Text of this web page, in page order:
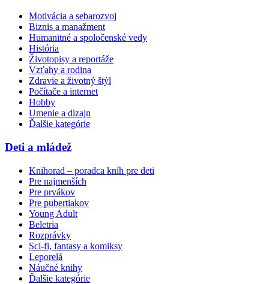
Motivácia a sebarozvoj
Biznis a manažment
Humanitné a spoločenské vedy
História
Životopisy a reportáže
Vzťahy a rodina
Zdravie a životný štýl
Počítače a internet
Hobby
Umenie a dizajn
Ďalšie kategórie
Deti a mládež
Knihorad – poradca kníh pre deti
Pre najmenších
Pre prvákov
Pre pubertiakov
Young Adult
Beletria
Rozprávky
Sci-fi, fantasy a komiksy
Leporelá
Náučné knihy
Ďalšie kategórie